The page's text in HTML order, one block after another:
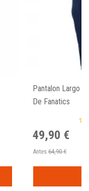
Pantalon Largo
De Fanatics
49,90 €
Antes 64,90 €